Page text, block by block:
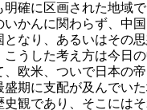
明確に区画された地域
かんに関わらず、中
となり、あるいはその
こうした考え方は今日
欧米、ついで日本の
期に支配が及んでい
観であり、そこには